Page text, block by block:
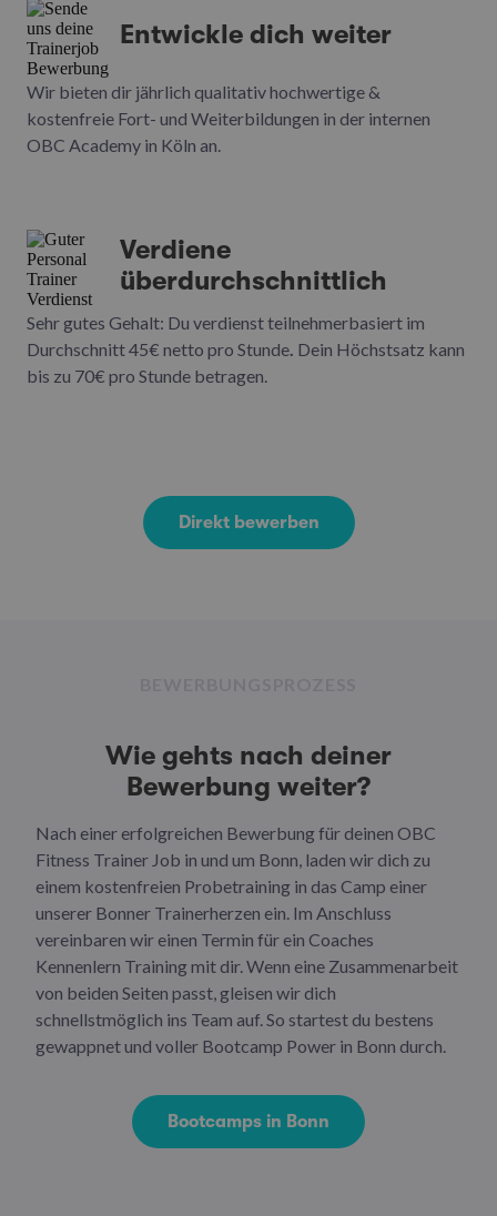
Entwickle dich weiter
Wir bieten dir jährlich qualitativ hochwertige &
kostenfreie Fort- und Weiterbildungen in der internen
OBC Academy in Köln an.
Verdiene
überdurchschnittlich
Sehr gutes Gehalt: Du verdienst teilnehmerbasiert im
Durchschnitt 45€ netto pro Stunde. Dein Höchstsatz kann
bis zu 70€ pro Stunde betragen.
Direkt bewerben
Wie gehts nach deiner
Bewerbung weiter?
Nach einer erfolgreichen Bewerbung für deinen OBC
Fitness Trainer Job in und um Bonn, laden wir dich zu
einem kostenfreien Probetraining in das Camp einer
unserer Bonner Trainerherzen ein. Im Anschluss
vereinbaren wir einen Termin für ein Coaches
Kennenlern Training mit dir. Wenn eine Zusammenarbeit
von beiden Seiten passt, gleisen wir dich
schnellstmöglich ins Team auf. So startest du bestens
gewappnet und voller Bootcamp Power in Bonn durch.
Bootcamps in Bonn